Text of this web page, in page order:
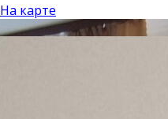
На карте